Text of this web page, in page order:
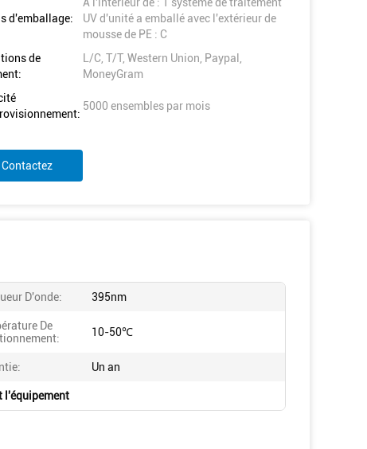
d'emballage:
UV d'unité a emballé avec l'extérieur de
mousse de PE : C
de
L/C, T/T, Western Union, Paypal,
MoneyGram
5000 ensembles par mois
Contactez
D'onde: 395nm
De
10-50℃
Un an
l'équipement